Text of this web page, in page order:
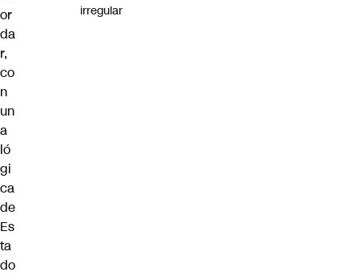
or
da
r,
co
n
un
a
ló
gi
ca
de
Es
ta
do
irregular